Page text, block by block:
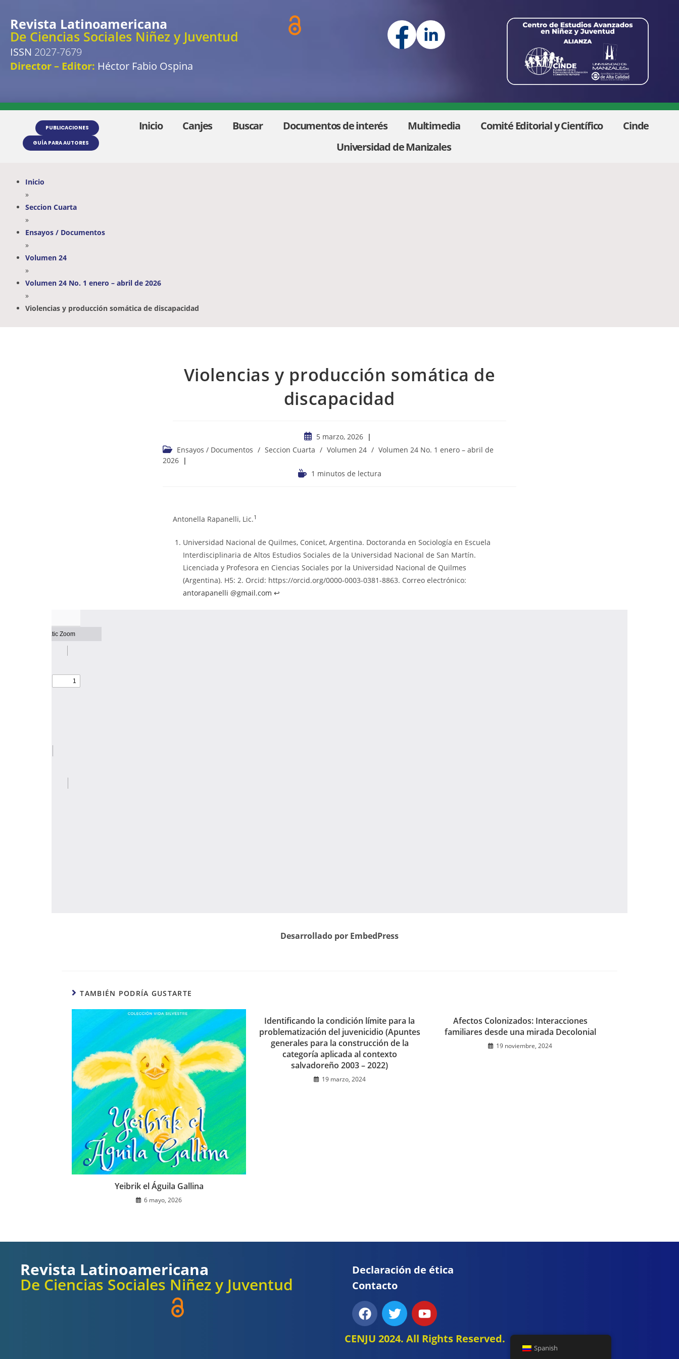
Revista Latinoamericana
De Ciencias Sociales Niñez y Juventud
ISSN 2027-7679
Director – Editor: Héctor Fabio Ospina
PUBLICACIONES
GUÍA PARA AUTORES
Inicio Canjes Buscar Documentos de interés Multimedia Comité Editorial y Científico
Cinde
Universidad de Manizales
Inicio
»
Seccion Cuarta
»
Ensayos / Documentos
»
Volumen 24
»
Volumen 24 No. 1 enero – abril de 2026
»
Violencias y producción somática de discapacidad
Violencias y producción somática de
discapacidad
5 marzo, 2026
Ensayos / Documentos / Seccion Cuarta / Volumen 24 / Volumen 24 No. 1 enero – abril de
2026
1 minutos de lectura
Antonella Rapanelli, Lic.1
Universidad Nacional de Quilmes, Conicet, Argentina. Doctoranda en Sociología en Escuela
Interdisciplinaria de Altos Estudios Sociales de la Universidad Nacional de San Martín.
Licenciada y Profesora en Ciencias Sociales por la Universidad Nacional de Quilmes
(Argentina). H5: 2. Orcid: https://orcid.org/0000-0003-0381-8863. Correo electrónico:
antorapanelli @gmail.com ↩︎
Desarrollado por EmbedPress
TAMBIÉN PODRÍA GUSTARTE
Yeibrik el Águila Gallina
6 mayo, 2026
Identificando la condición límite para la
problematización del juvenicidio (Apuntes
generales para la construcción de la
categoría aplicada al contexto
salvadoreño 2003 – 2022)
19 marzo, 2024
Afectos Colonizados: Interacciones
familiares desde una mirada Decolonial
19 noviembre, 2024
Revista Latinoamericana
De Ciencias Sociales Niñez y Juventud
Declaración de ética
Contacto
CENJU 2024. All Rights Reserved.
Spanish